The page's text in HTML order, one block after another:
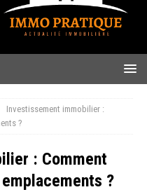
Investissement immobilier :
?
: Comment
?